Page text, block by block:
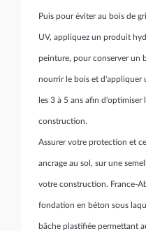
Puis pour éviter au bois de
UV, appliquez un produit
peinture, pour conserver un
nourrir le bois et d'appliquer
les 3 à 5 ans afin d'optimiser
construction.
Assurer votre protection et
ancrage au sol, sur une
votre construction. France-
fondation en béton sous
bâche plastifiée permettant